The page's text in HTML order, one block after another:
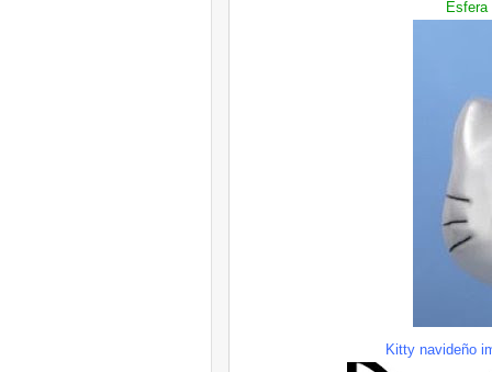
Kitty navideño